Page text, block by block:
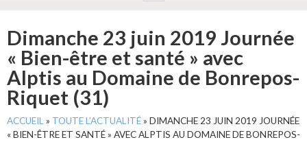
Dimanche 23 juin 2019 Journée
« Bien-être et santé » avec
Alptis au Domaine de Bonrepos-
Riquet (31)
ACCUEIL » TOUTE L’ACTUALITÉ» DIMANCHE 23 JUIN 2019 JOURNÉE
« BIEN-ÊTRE ET SANTÉ » AVEC ALPTIS AU DOMAINE DE BONREPOS-